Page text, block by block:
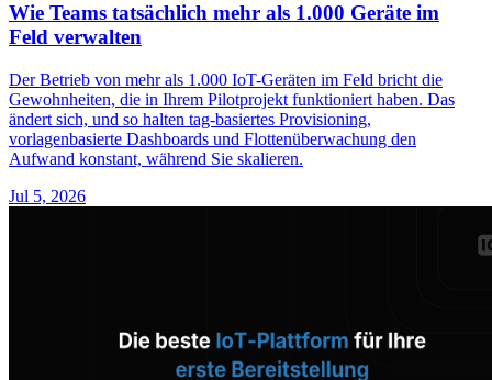
Wie Teams tatsächlich mehr als 1.000 Geräte im
Feld verwalten
Der Betrieb von mehr als 1.000 IoT-Geräten im Feld bricht die
Gewohnheiten, die in Ihrem Pilotprojekt funktioniert haben. Das
ändert sich, und so halten tag-basiertes Provisioning,
vorlagenbasierte Dashboards und Flottenüberwachung den
Aufwand konstant, während Sie skalieren.
Jul 5, 2026